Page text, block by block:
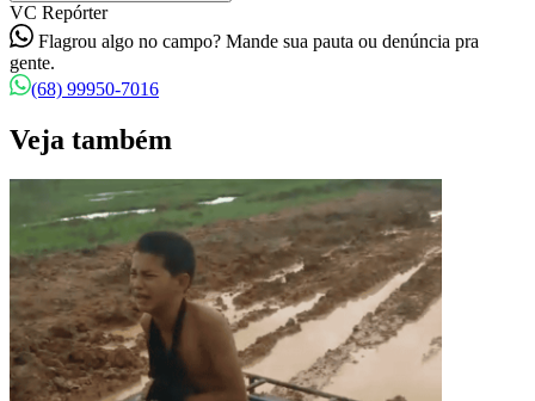
VC Repórter
Flagrou algo no campo? Mande sua pauta ou denúncia pra
gente.
(68) 99950-7016
Veja também